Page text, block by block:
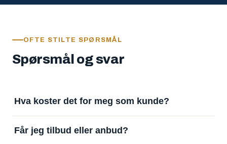
OFTE STILTE SPØRSMÅL
Spørsmål og svar
Hva koster det for meg som kunde?
å motta svar. Tjenesten finansieres av
Får jeg tilbud eller anbud?